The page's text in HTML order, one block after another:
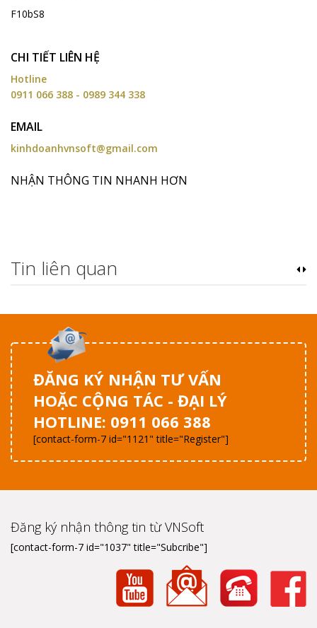
F10bS8
CHI TIẾT LIÊN HỆ
Hotline
0911 066 388 - 0989 344 338
EMAIL
kinhdoanhvnsoft@gmail.com
NHẬN THÔNG TIN NHANH HƠN
Tin liên quan
ĐĂNG KÝ NHẬN TƯ VẤN
HOẶC CỘNG TÁC - ĐẠI LÝ
HOTLINE: 0911 066 388
[contact-form-7 id="1121" title="Register"]
Đăng ký nhận thông tin từ VNSoft
[contact-form-7 id="1037" title="Subcribe"]